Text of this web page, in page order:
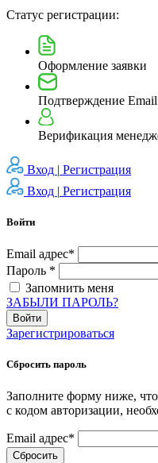
Статус регистрации:
Оформление заявки
Подтверждение Email
Верификация
Вход | Регистрация
Вход | Регистрация
Войти
Email адрес*
Пароль *
Запомнить меня
ЗАБЫЛИ ПАРОЛЬ?
Войти
Зарегистрироваться
Сбросить пароль
Заполните форму ниже,
с кодом авторизации,
Email адрес*
Сбросить